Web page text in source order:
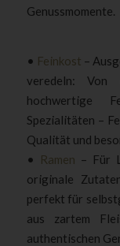
Genussmomente.
• Feinkost –
veredeln: Von
hochwertige
Spezialitäten –
Qualität und
•
Ramen – Für
originale
perfekt für
aus zartem
authentischen